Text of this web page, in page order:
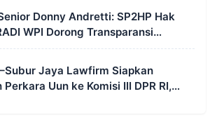
Donny Andretti: SP2HP Hak
WPI Dorong Transparansi
Jaya Lawfirm Siapkan
Uun ke Komisi III DPR RI,